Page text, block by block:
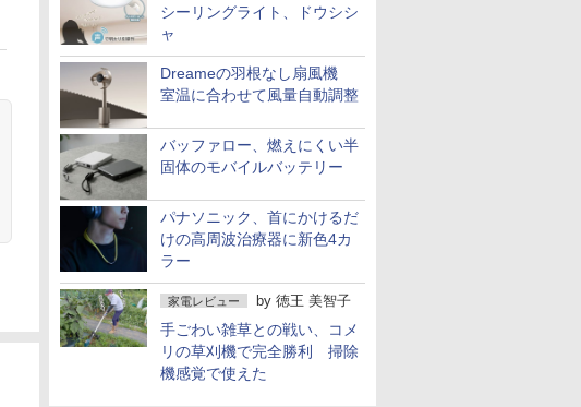
シーリングライト、ドウシシ
ャ
Dreameの羽根なし扇風機
室温に合わせて風量自動調整
バッファロー、燃えにくい半
固体のモバイルバッテリー
パナソニック、首にかけるだ
けの高周波治療器に新色4カ
ラー
家電レビュー by 徳王 美智子
手ごわい雑草との戦い、コメ
リの草刈機で完全勝利 掃除
機感覚で使えた